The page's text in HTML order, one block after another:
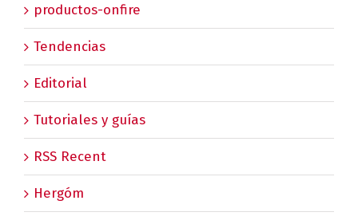
productos-onfire
Tendencias
Editorial
Tutoriales y guías
RSS Recent
Hergóm